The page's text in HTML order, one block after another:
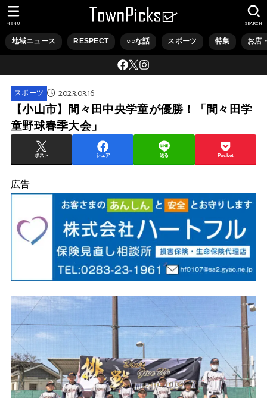
地域ニュース RESPECT ○○な話 スポーツ 特集 お店
SEARCH
MENU
スポーツ 2023.03.16
【小山市】間々田中央学童が優勝！「間々田学
童野球春季大会」
ポスト シェア 送る Pocket
広告